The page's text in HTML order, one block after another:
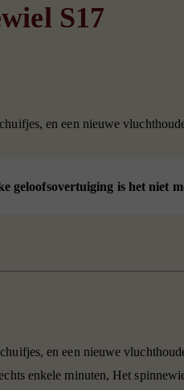
S17
en een nieuwe
geloofsovertuiging is het niet
en een nieuwe
enkele minuten, Het